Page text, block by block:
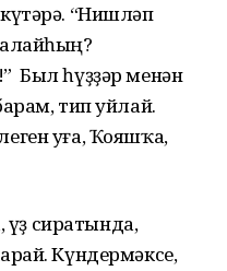
“Нишләп
Был һүҙҙәр менән
тип уйлай.
уға, Ҡояшҡа,
үҙ сиратында,
Күндермәксе,